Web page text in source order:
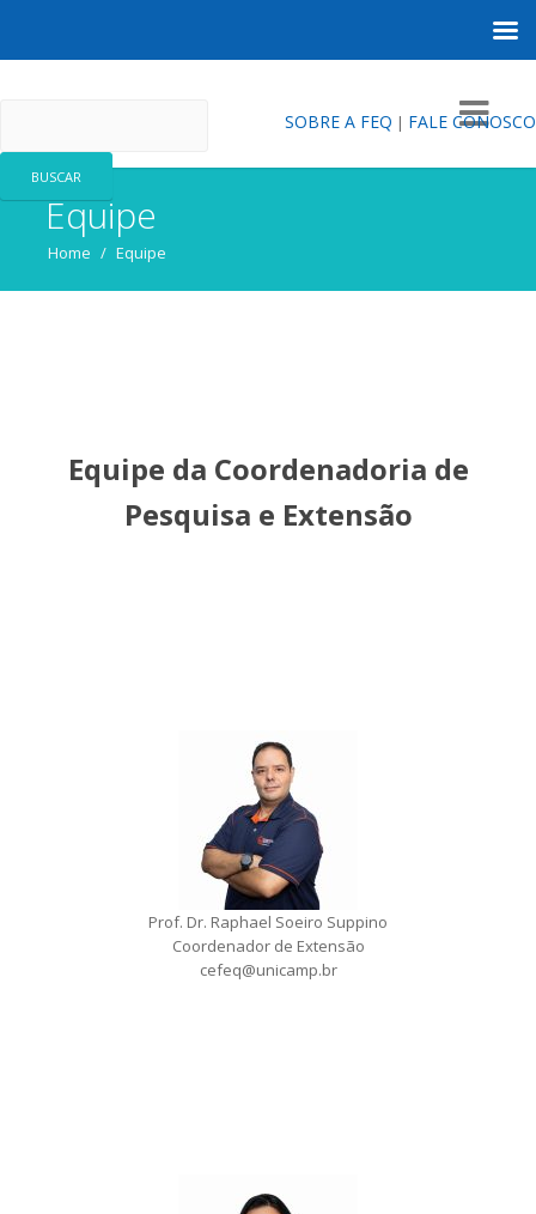
SOBRE A FEQ | FALE CONOSCO
Equipe
Home / Equipe
Equipe da Coordenadoria de
Pesquisa e Extensão
Prof. Dr. Raphael Soeiro Suppino
Coordenador de Extensão
cefeq@unicamp.br